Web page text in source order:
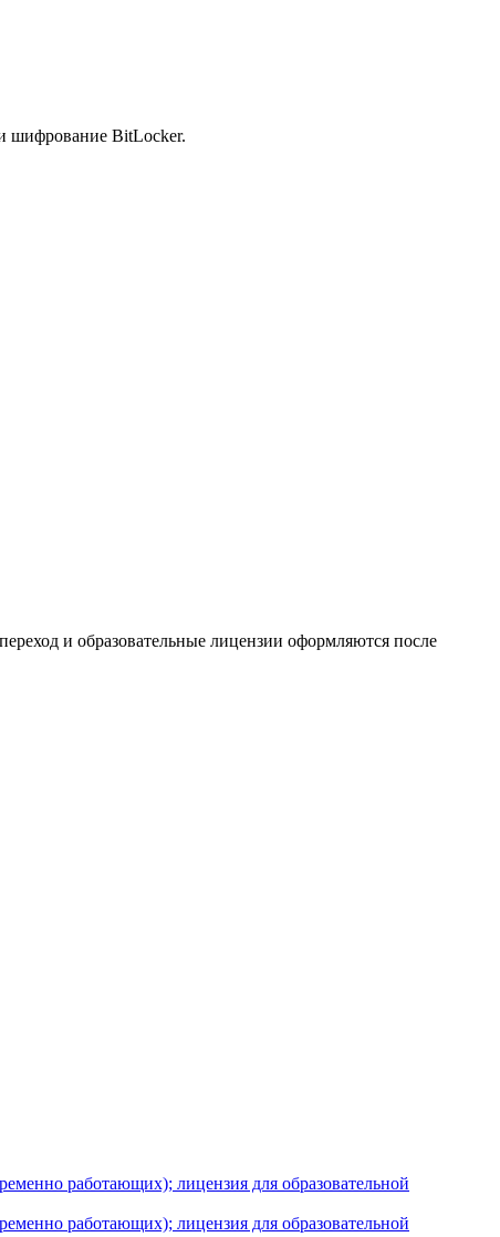
шифрование BitLocker.
и образовательные лицензии оформляются после
работающих); лицензия для образовательной
работающих); лицензия для образовательной